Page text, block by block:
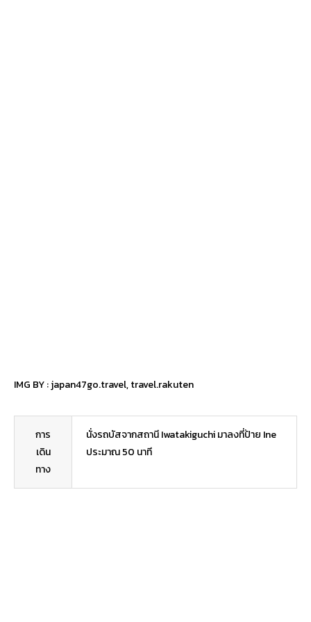
IMG BY :japan47go.travel,travel.rakuten
การ
เดิน
ทาง
นั่งรถบัสจากสถานี Iwatakiguchi มาลงที่ป้าย Ine
ประมาณ 50 นาที